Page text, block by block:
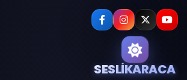
SESLİKARACA